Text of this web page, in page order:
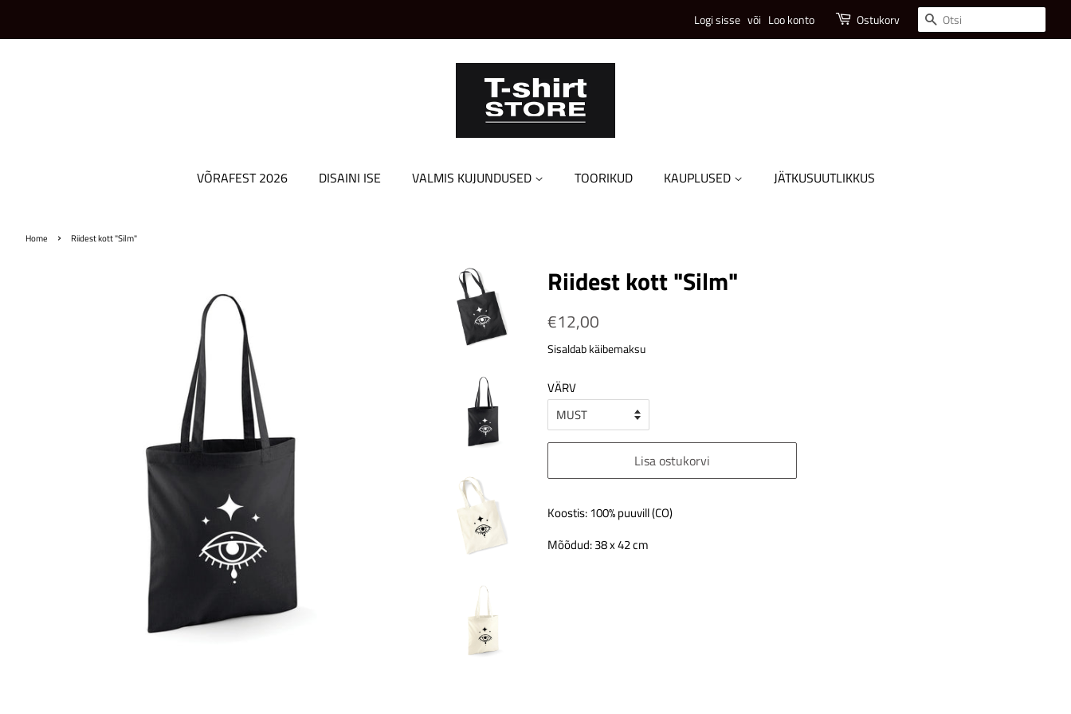
Logi sisse või Loo konto Ostukorv Otsi
VÕRAFEST 2026 DISAINI ISE VALMIS KUJUNDUSED TOORIKUD KAUPLUSED JÄTKUSUUTLIKKUS
Home › Riidest kott "Silm"
Riidest kott "Silm"
Tavahind
€12,00
Sisaldab käibemaksu
VÄRV
Lisa ostukorvi
Koostis: 100% puuvill (CO)
Mõõdud: 38 x 42 cm